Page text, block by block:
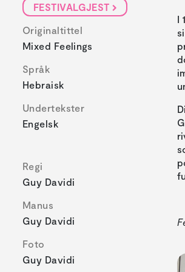
FESTIVALGJEST
Originaltittel
Mixed Feelings
Språk
Hebraisk
Undertekster
Engelsk
Regi
Guy Davidi
Manus
Guy Davidi
Foto
Guy Davidi
I